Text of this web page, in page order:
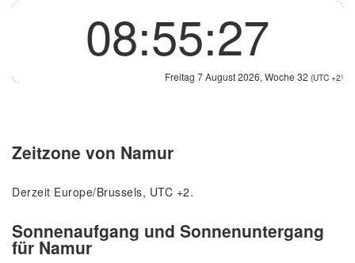
08:55:27
Freitag 7 August 2026, Woche 32 (UTC +2)
Zeitzone von Namur
Derzeit Europe/Brussels, UTC +2.
Sonnenaufgang und Sonnenuntergang
für Namur